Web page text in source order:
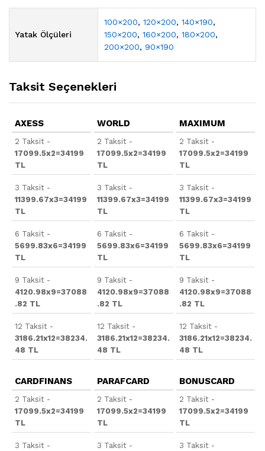
Yatak Ölçüleri
100×200, 120×200, 140×190,
150×200, 160×200, 180×200,
200×200, 90×190
Taksit Seçenekleri
AXESS
2 Taksit -
17099.5x2=34199
TL
3 Taksit -
11399.67x3=34199
TL
6 Taksit -
5699.83x6=34199
TL
9 Taksit -
4120.98x9=37088
.82 TL
12 Taksit -
3186.21x12=38234.
48 TL
WORLD
2 Taksit -
17099.5x2=34199
TL
3 Taksit -
11399.67x3=34199
TL
6 Taksit -
5699.83x6=34199
TL
9 Taksit -
4120.98x9=37088
.82 TL
12 Taksit -
3186.21x12=38234.
48 TL
MAXIMUM
2 Taksit -
17099.5x2=34199
TL
3 Taksit -
11399.67x3=34199
TL
6 Taksit -
5699.83x6=34199
TL
9 Taksit -
4120.98x9=37088
.82 TL
12 Taksit -
3186.21x12=38234.
48 TL
CARDFINANS
2 Taksit -
17099.5x2=34199
TL
3 Taksit -
PARAFCARD
2 Taksit -
17099.5x2=34199
TL
3 Taksit -
BONUSCARD
2 Taksit -
17099.5x2=34199
TL
3 Taksit -